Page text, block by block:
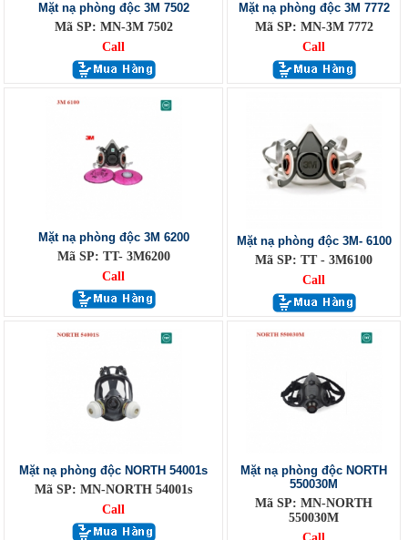
Mặt nạ phòng độc 3M 7502
Mã SP: MN-3M 7502
Call
Mặt nạ phòng độc 3M 7772
Mã SP: MN-3M 7772
Call
Mặt nạ phòng độc 3M 6200
Mã SP: TT- 3M6200
Call
Mặt nạ phòng độc 3M- 6100
Mã SP: TT - 3M6100
Call
Mặt nạ phòng độc NORTH 54001s
Mã SP: MN-NORTH 54001s
Call
Mặt nạ phòng độc NORTH
550030M
Mã SP: MN-NORTH
550030M